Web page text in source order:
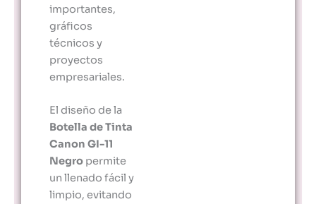
importantes,
gráficos
técnicos y
proyectos
empresariales.
El diseño de la
Botella de Tinta
Canon GI-11
Negro permite
un llenado fácil y
limpio, evitando